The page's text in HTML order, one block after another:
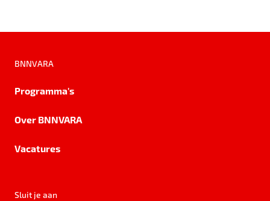
BNNVARA
Programma's
Over BNNVARA
Vacatures
Sluit je aan